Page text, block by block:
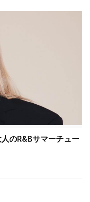
のR&Bサマーチュー